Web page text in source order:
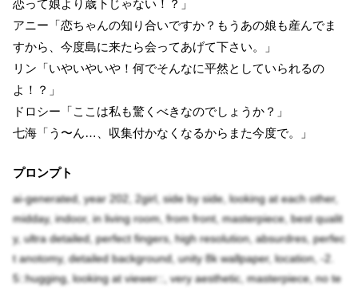
恋って娘より歳下じゃない！？」
アニー「恋ちゃんの知り合いですか？もうあの娘も産んでま
すから、今度島に来たら会ってあげて下さい。」
リン「いやいやいや！何でそんなに平然としていられるの
よ！？」
ドロシー「ここは私も驚くべきなのでしょうか？」
七海「う〜ん…、収集付かなくなるからまた今度で。」
プロンプト
ai-generated, year 202, 2girl, side by side, looking at each other,
midday, indoor, in living room, from front, masterpiece, best qualit
y, ultra detailed, perfect fingers, high resolution, absurdres, perfec
t anotomy, detailed background, unity 8k wallpaper, location, -2.
5::hugging, looking at viewer::, very aesthetic, masterpiece, no te